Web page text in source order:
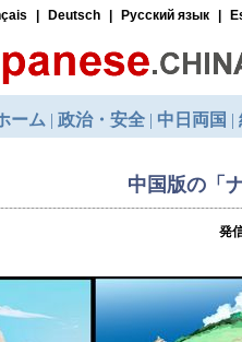
中国版の「
発